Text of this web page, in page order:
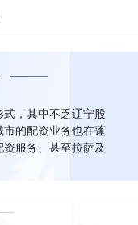
，其中不乏辽宁股
的配资业务也在蓬
服务、甚至拉萨及